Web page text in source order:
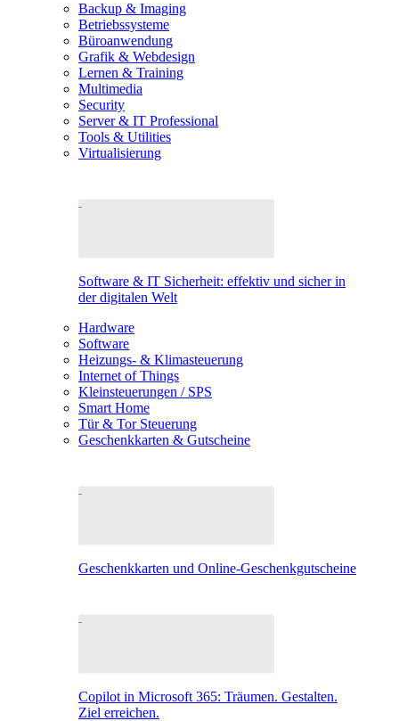
Backup & Imaging
Betriebssysteme
Büroanwendung
Grafik & Webdesign
Lernen & Training
Multimedia
Security
Server & IT Professional
Tools & Utilities
Virtualisierung
Software & IT Sicherheit: effektiv und sicher in
der digitalen Welt
Hardware
Software
Heizungs- & Klimasteuerung
Internet of Things
Kleinsteuerungen / SPS
Smart Home
Tür & Tor Steuerung
Geschenkkarten & Gutscheine
Geschenkkarten und Online-Geschenkgutscheine
Copilot in Microsoft 365: Träumen. Gestalten.
Ziel erreichen.